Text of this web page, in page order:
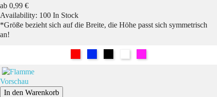
ab Preis
0,99 €
Availability: 100 In Stock
*Größe bezieht sich auf die Breite, die Höhe passt sich symmetrisch
an!
Vorschau
In den Warenkorb